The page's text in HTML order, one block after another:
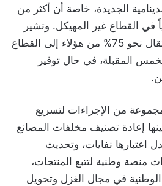
الجديدة، خاصة أن أكثر من
في القطاع غير المهيكل. وتشير
التقديرات إلى إمكانية انتقال نحو 75% من هؤلاء إلى القطاع
المقبلة، في حال توفير
مجموعة من الإجراءات لتسريع
إعادة تصنيف مخلفات المصانع
اعتبارها نفايات، وتحديث
منصة وطنية لتتبع المنتجات،
في مجال الغزل وتحويل